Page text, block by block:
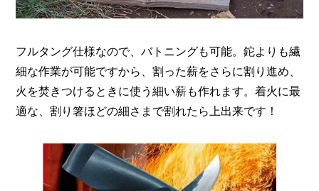
フルタング仕様なので、バトニングも可能。鉈よりも繊
細な作業が可能ですから、割った薪をさらに割り進め、
火を焚きつけるときに使う細い薪も作れます。着火に最
適な、割り箸ほどの細さまで割れたら上出来です！